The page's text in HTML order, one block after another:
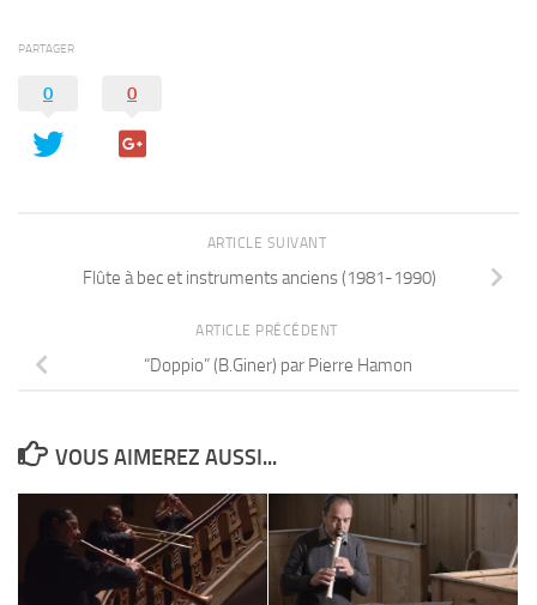
PARTAGER
0 0
ARTICLE SUIVANT
Flûte à bec et instruments anciens (1981-1990)
ARTICLE PRÉCÉDENT
“Doppio” (B.Giner) par Pierre Hamon
VOUS AIMEREZ AUSSI...